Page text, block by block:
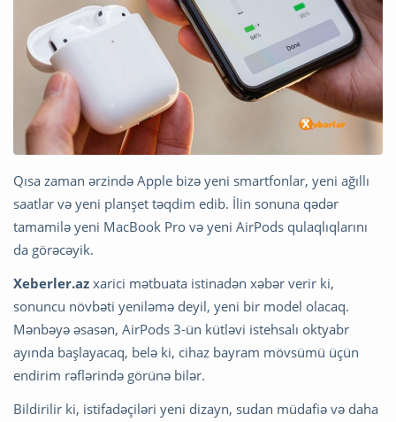
Qısa zaman ərzində Apple bizə yeni smartfonlar, yeni ağıllı
saatlar və yeni planşet təqdim edib. İlin sonuna qədər
tamamilə yeni MacBook Pro və yeni AirPods qulaqlıqlarını
da görəcəyik.
Xeberler.az xarici mətbuata istinadən xəbər verir ki,
sonuncu növbəti yeniləmə deyil, yeni bir model olacaq.
Mənbəyə əsasən, AirPods 3-ün kütləvi istehsalı oktyabr
ayında başlayacaq, belə ki, cihaz bayram mövsümü üçün
endirim rəflərində görünə bilər.
Bildirilir ki, istifadəçiləri yeni dizayn, sudan müdafiə və daha